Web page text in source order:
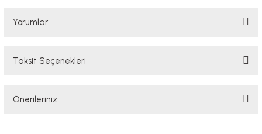
Yorumlar
Taksit Seçenekleri
Önerileriniz